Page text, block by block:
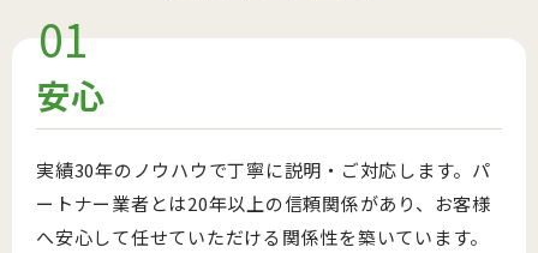
01
安心
実績30年のノウハウで丁寧に説明・ご対応します。パ
ートナー業者とは20年以上の信頼関係があり、お客様
へ安心して任せていただける関係性を築いています。